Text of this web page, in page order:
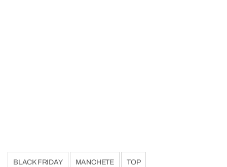
BLACK FRIDAY MANCHETE TOP